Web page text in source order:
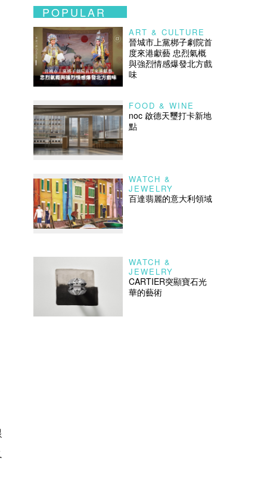
POPULAR
ART & CULTURE
晉城市上黨梆子劇院首
度來港獻藝 忠烈氣概
與強烈情感爆發北方戲
味
FOOD & WINE
noc 啟德天璽打卡新地
點
WATCH &
JEWELRY
百達翡麗的意大利領域
WATCH &
JEWELRY
CARTIER突顯寶石光
華的藝術